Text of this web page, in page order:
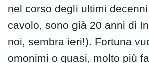
nel corso degli ultimi
cavolo, sono già 20 anni di
noi, sembra ieri!). Fortuna
omonimi o quasi, molto più